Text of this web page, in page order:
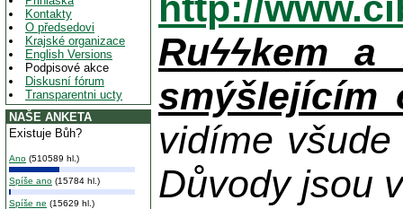
Kontakty
O předsedovi
Krajské organizace
English Versions
Podpisové akce
Diskusní fórum
Transparentni ucty
NAŠE ANKETA
Existuje Bůh?
Ano (510589 hl.)
Spíše ano (15784 hl.)
Spíše ne (15629 hl.)
Ruϟϟkem
smýšlejícím
vidíme
Důvody jsou